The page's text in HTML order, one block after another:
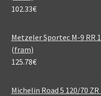
102.33€
Metzeler Sportec M-9 RR
(fram)
125.78€
Michelin Road 5 120/70